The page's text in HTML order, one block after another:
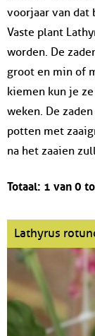
voorjaar van dat
Vaste plant
worden. De
groot en min of
kiemen kun je
weken. De
potten met
na het zaaien
Totaal: 1 van 0
Lathyrus